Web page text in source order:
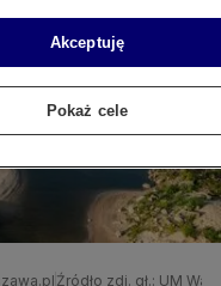
Źródło zdj. gł.: UM
Akceptuję
Pokaż cele